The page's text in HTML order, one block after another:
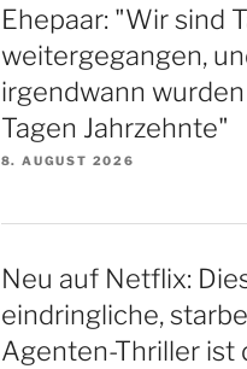
Ehepaar: "Wir sind
weitergegangen,
irgendwann
Tagen Jahrzehnte"
8. AUGUST 2026
Neu auf Netflix:
eindringliche,
Agenten-Thriller ist